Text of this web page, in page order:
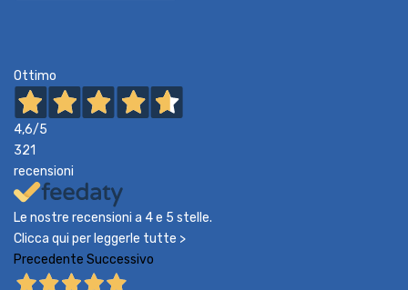
Ottimo
4,6/5
321
recensioni
Le nostre recensioni a 4 e 5 stelle.
Clicca qui per leggerle tutte >
Precedente Successivo